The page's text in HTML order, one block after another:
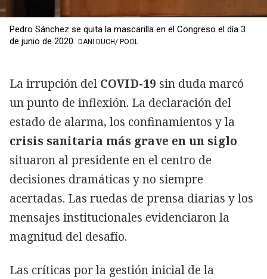
Pedro Sánchez se quita la mascarilla en el Congreso el día 3
de junio de 2020. DANI DUCH/ POOL
La irrupción del COVID-19 sin duda marcó
un punto de inflexión. La declaración del
estado de alarma, los confinamientos y la
crisis sanitaria más grave en un siglo
situaron al presidente en el centro de
decisiones dramáticas y no siempre
acertadas. Las ruedas de prensa diarias y los
mensajes institucionales evidenciaron la
magnitud del desafío.
Las críticas por la gestión inicial de la